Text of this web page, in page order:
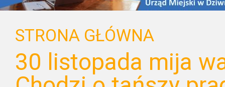
STRONA GŁÓWNA
30 listopada mija